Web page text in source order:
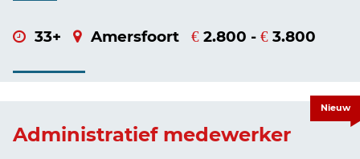
33+ Amersfoort € 2.800 - € 3.800
Administratief medewerker
Nieuw